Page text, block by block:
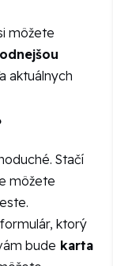
môžete
aktuálnych
Stačí
môžete
ktorý
bude karta